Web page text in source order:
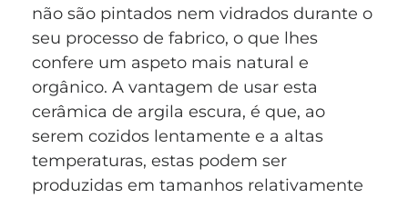
não são pintados nem vidrados durante o
seu processo de fabrico, o que lhes
confere um aspeto mais natural e
orgânico. A vantagem de usar esta
cerâmica de argila escura, é que, ao
serem cozidos lentamente e a altas
temperaturas, estas podem ser
produzidas em tamanhos relativamente